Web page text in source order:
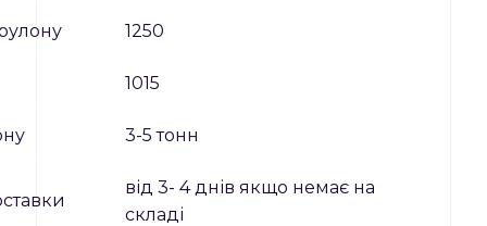
1250
1015
3-5 тонн
від 3- 4 днів якщо немає на
складі